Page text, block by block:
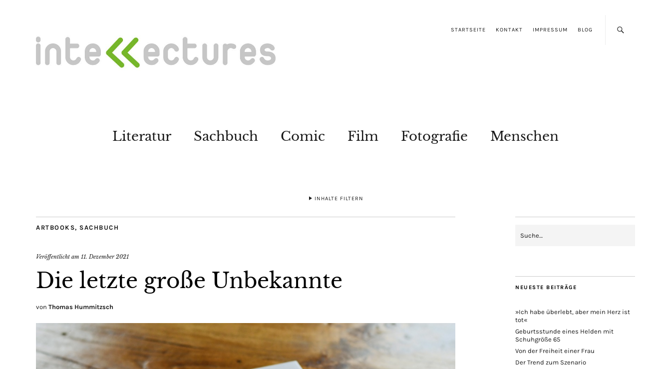
STARTSEITE KONTAKT IMPRESSUM BLOG
Literatur Sachbuch Comic Film Fotografie Menschen
INHALTE FILTERN
ARTBOOKS, SACHBUCH
Veröffentlicht am 11. Dezember 2021
Die letzte große Unbekannte
von Thomas Hummitzsch
NEUESTE BEITRÄGE
»Ich habe überlebt, aber mein Herz ist
tot«
Geburtsstunde eines Helden mit
Schuhgröße 65
Von der Freiheit einer Frau
Der Trend zum Szenario